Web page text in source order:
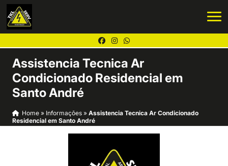
Assistencia Tecnica Ar
Condicionado Residencial em
Santo André
Home» Informações » Assistencia Tecnica Ar Condicionado
Residencial em Santo André